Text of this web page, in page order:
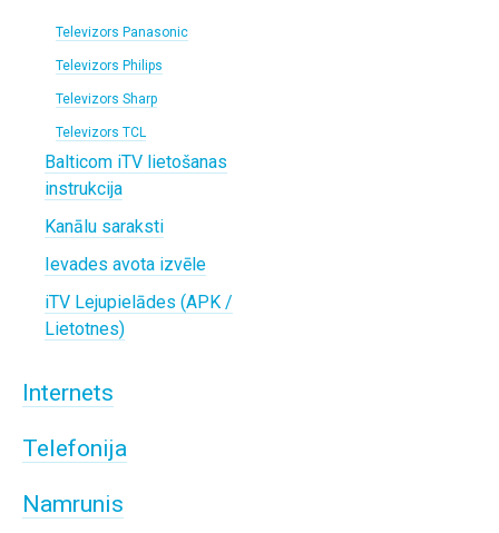
Televizors Panasonic
Televizors Philips
Televizors Sharp
Televizors TCL
Balticom iTV lietošanas
instrukcija
Kanālu saraksti
Ievades avota izvēle
iTV Lejupielādes (APK /
Lietotnes)
Internets
Telefonija
Namrunis